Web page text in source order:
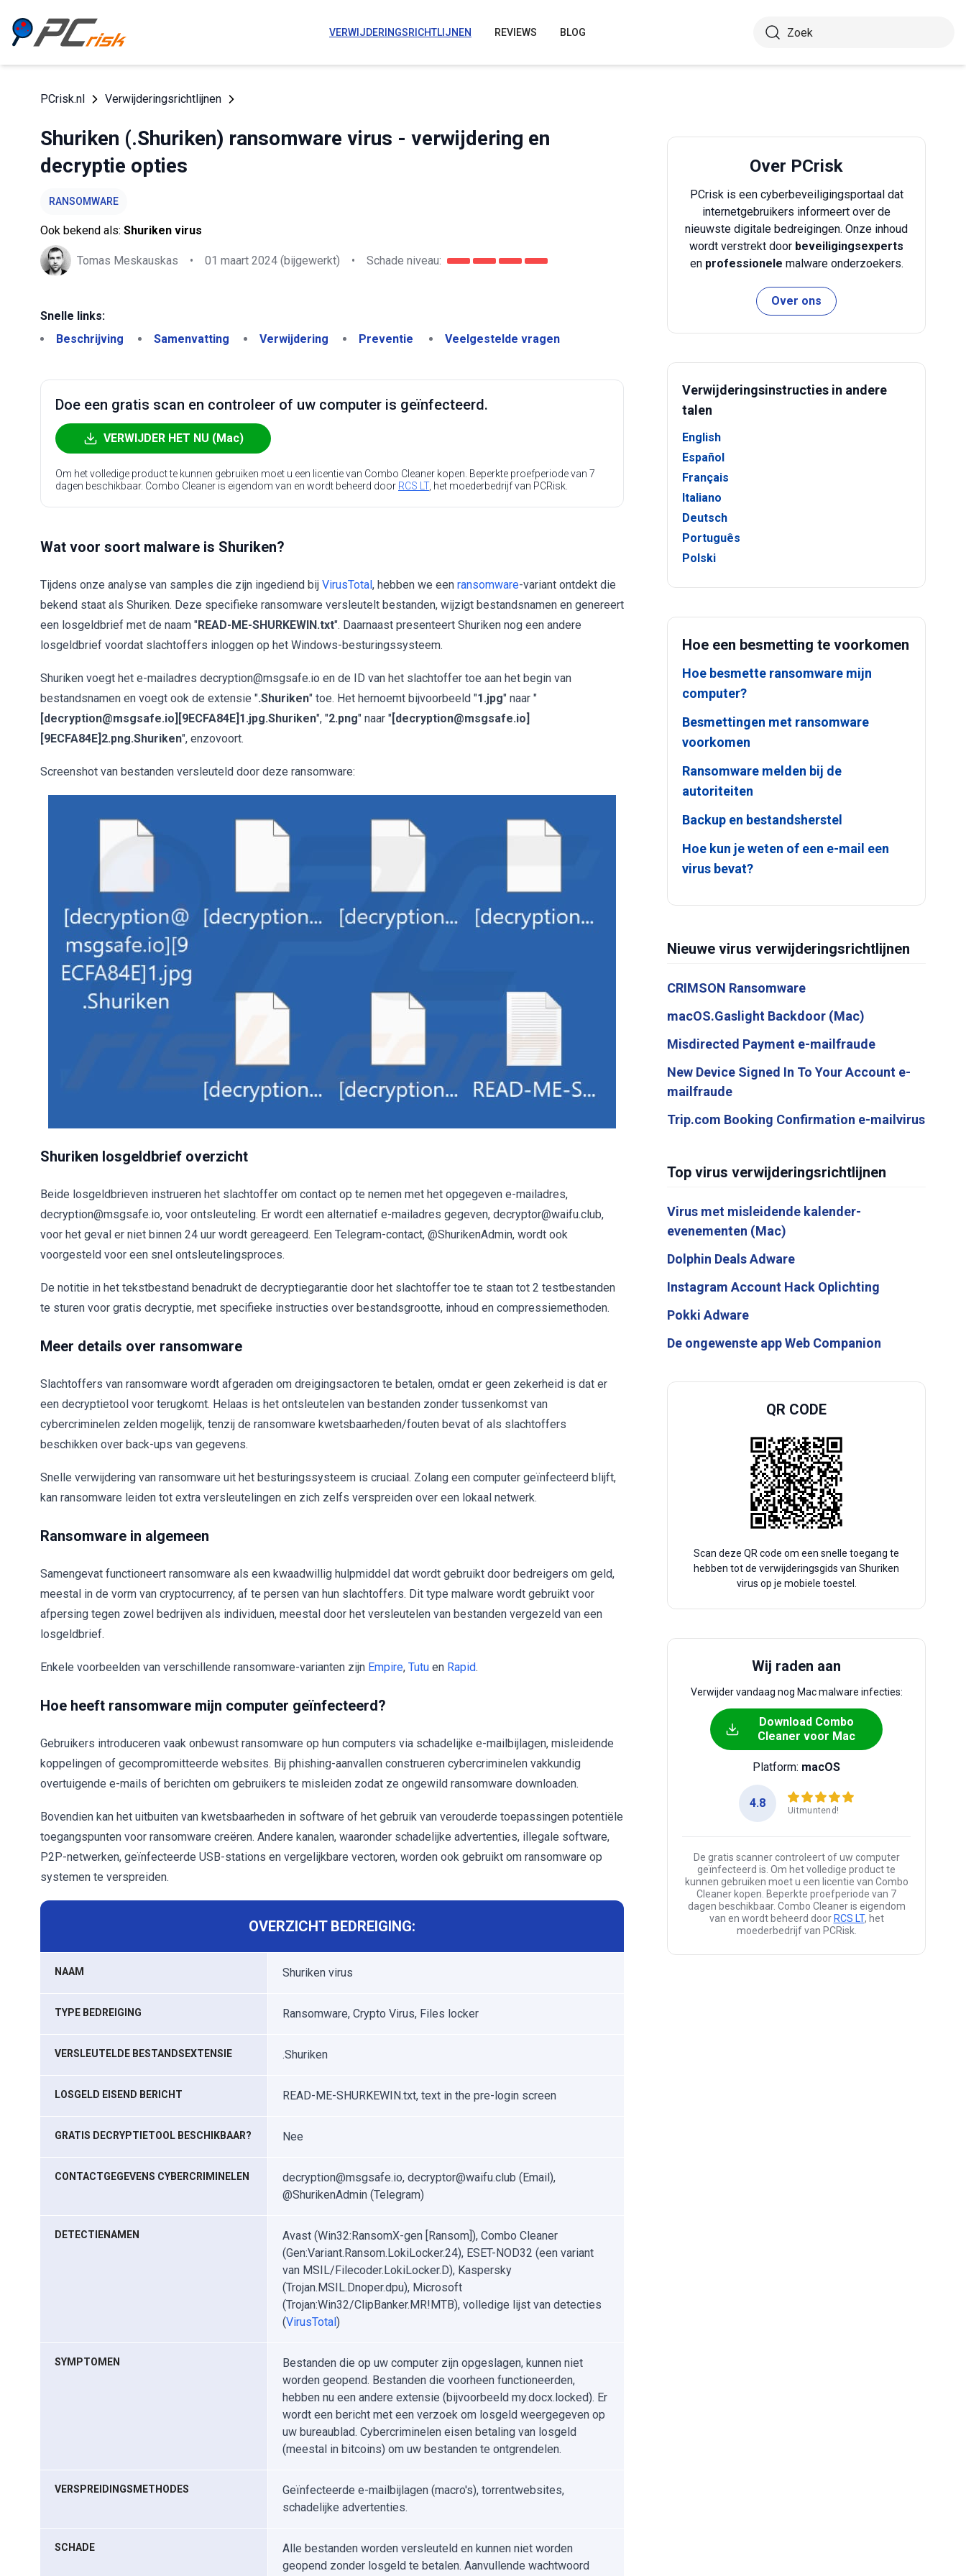
VERWIJDERINGSRICHTLIJNEN REVIEWS BLOG
PCrisk.nl Verwijderingsrichtlijnen
Shuriken (.Shuriken) ransomware virus - verwijdering en
decryptie opties
RANSOMWARE
Ook bekend als: Shuriken virus
Tomas Meskauskas • 01 maart 2024 (bijgewerkt) • Schade niveau:
Snelle links:
Beschrijving
Samenvatting Verwijdering Preventie Veelgestelde vragen
Doe een gratis scan en controleer of uw computer is geïnfecteerd.
VERWIJDER HET NU (Mac)
Om het volledige product te kunnen gebruiken moet u een licentie van Combo Cleaner kopen. Beperkte proefperiode van 7
dagen beschikbaar. Combo Cleaner is eigendom van en wordt beheerd door RCS LT, het moederbedrijf van PCRisk.
Wat voor soort malware is Shuriken?
Tijdens onze analyse van samples die zijn ingediend bij VirusTotal, hebben we een ransomware-variant ontdekt die
bekend staat als Shuriken. Deze specifieke ransomware versleutelt bestanden, wijzigt bestandsnamen en genereert
een losgeldbrief met de naam "READ-ME-SHURKEWIN.txt". Daarnaast presenteert Shuriken nog een andere
losgeldbrief voordat slachtoffers inloggen op het Windows-besturingssysteem.
Shuriken voegt het e-mailadres decryption@msgsafe.io en de ID van het slachtoffer toe aan het begin van
bestandsnamen en voegt ook de extensie ".Shuriken" toe. Het hernoemt bijvoorbeeld "1.jpg" naar "
[decryption@msgsafe.io][9ECFA84E]1.jpg.Shuriken", "2.png" naar "[decryption@msgsafe.io]
[9ECFA84E]2.png.Shuriken", enzovoort.
Screenshot van bestanden versleuteld door deze ransomware:
Shuriken losgeldbrief overzicht
Beide losgeldbrieven instrueren het slachtoffer om contact op te nemen met het opgegeven e-mailadres,
decryption@msgsafe.io, voor ontsleuteling. Er wordt een alternatief e-mailadres gegeven, decryptor@waifu.club,
voor het geval er niet binnen 24 uur wordt gereageerd. Een Telegram-contact, @ShurikenAdmin, wordt ook
voorgesteld voor een snel ontsleutelingsproces.
De notitie in het tekstbestand benadrukt de decryptiegarantie door het slachtoffer toe te staan tot 2 testbestanden
te sturen voor gratis decryptie, met specifieke instructies over bestandsgrootte, inhoud en compressiemethoden.
Meer details over ransomware
Slachtoffers van ransomware wordt afgeraden om dreigingsactoren te betalen, omdat er geen zekerheid is dat er
een decryptietool voor terugkomt. Helaas is het ontsleutelen van bestanden zonder tussenkomst van
cybercriminelen zelden mogelijk, tenzij de ransomware kwetsbaarheden/fouten bevat of als slachtoffers
beschikken over back-ups van gegevens.
Snelle verwijdering van ransomware uit het besturingssysteem is cruciaal. Zolang een computer geïnfecteerd blijft,
kan ransomware leiden tot extra versleutelingen en zich zelfs verspreiden over een lokaal netwerk.
Ransomware in algemeen
Samengevat functioneert ransomware als een kwaadwillig hulpmiddel dat wordt gebruikt door bedreigers om geld,
meestal in de vorm van cryptocurrency, af te persen van hun slachtoffers. Dit type malware wordt gebruikt voor
afpersing tegen zowel bedrijven als individuen, meestal door het versleutelen van bestanden vergezeld van een
losgeldbrief.
Enkele voorbeelden van verschillende ransomware-varianten zijn Empire, Tutu en Rapid.
Hoe heeft ransomware mijn computer geïnfecteerd?
Gebruikers introduceren vaak onbewust ransomware op hun computers via schadelijke e-mailbijlagen, misleidende
koppelingen of gecompromitteerde websites. Bij phishing-aanvallen construeren cybercriminelen vakkundig
overtuigende e-mails of berichten om gebruikers te misleiden zodat ze ongewild ransomware downloaden.
Bovendien kan het uitbuiten van kwetsbaarheden in software of het gebruik van verouderde toepassingen potentiële
toegangspunten voor ransomware creëren. Andere kanalen, waaronder schadelijke advertenties, illegale software,
P2P-netwerken, geïnfecteerde USB-stations en vergelijkbare vectoren, worden ook gebruikt om ransomware op
systemen te verspreiden.
OVERZICHT BEDREIGING:
NAAM Shuriken virus
TYPE BEDREIGING Ransomware, Crypto Virus, Files locker
VERSLEUTELDE BESTANDSEXTENSIE .Shuriken
LOSGELD EISEND BERICHT READ-ME-SHURKEWIN.txt, text in the pre-login screen
GRATIS DECRYPTIETOOL BESCHIKBAAR? Nee
CONTACTGEGEVENS CYBERCRIMINELEN
decryption@msgsafe.io, decryptor@waifu.club (Email),
@ShurikenAdmin (Telegram)
DETECTIENAMEN
Avast (Win32:RansomX-gen [Ransom]), Combo Cleaner
(Gen:Variant.Ransom.LokiLocker.24), ESET-NOD32 (een variant
van MSIL/Filecoder.LokiLocker.D), Kaspersky
(Trojan.MSIL.Dnoper.dpu), Microsoft
(Trojan:Win32/ClipBanker.MR!MTB), volledige lijst van detecties
(VirusTotal)
SYMPTOMEN
Bestanden die op uw computer zijn opgeslagen, kunnen niet
worden geopend. Bestanden die voorheen functioneerden,
hebben nu een andere extensie (bijvoorbeeld my.docx.locked). Er
wordt een bericht met een verzoek om losgeld weergegeven op
uw bureaublad. Cybercriminelen eisen betaling van losgeld
(meestal in bitcoins) om uw bestanden te ontgrendelen.
VERSPREIDINGSMETHODES
Geïnfecteerde e-mailbijlagen (macro's), torrentwebsites,
schadelijke advertenties.
SCHADE
Alle bestanden worden versleuteld en kunnen niet worden
geopend zonder losgeld te betalen. Aanvullende wachtwoord
Over PCrisk
PCrisk is een cyberbeveiligingsportaal dat
internetgebruikers informeert over de
nieuwste digitale bedreigingen. Onze inhoud
wordt verstrekt door beveiligingsexperts
en professionele malware onderzoekers.
Over ons
Verwijderingsinstructies in andere
talen
English
Español
Français
Italiano
Deutsch
Português
Polski
Hoe een besmetting te voorkomen
Hoe besmette ransomware mijn
computer?
Besmettingen met ransomware
voorkomen
Ransomware melden bij de
autoriteiten
Backup en bestandsherstel
Hoe kun je weten of een e-mail een
virus bevat?
Nieuwe virus verwijderingsrichtlijnen
CRIMSON Ransomware
macOS.Gaslight Backdoor (Mac)
Misdirected Payment e-mailfraude
New Device Signed In To Your Account e-
mailfraude
Trip.com Booking Confirmation e-mailvirus
Top virus verwijderingsrichtlijnen
Virus met misleidende kalender-
evenementen (Mac)
Dolphin Deals Adware
Instagram Account Hack Oplichting
Pokki Adware
De ongewenste app Web Companion
QR CODE
Scan deze QR code om een snelle toegang te
hebben tot de verwijderingsgids van Shuriken
virus op je mobiele toestel.
Wij raden aan
Verwijder vandaag nog Mac malware infecties:
Download Combo
Cleaner voor Mac
Platform: macOS
4.8
Uitmuntend!
De gratis scanner controleert of uw computer
geïnfecteerd is. Om het volledige product te
kunnen gebruiken moet u een licentie van Combo
Cleaner kopen. Beperkte proefperiode van 7
dagen beschikbaar. Combo Cleaner is eigendom
van en wordt beheerd door RCS LT, het
moederbedrijf van PCRisk.